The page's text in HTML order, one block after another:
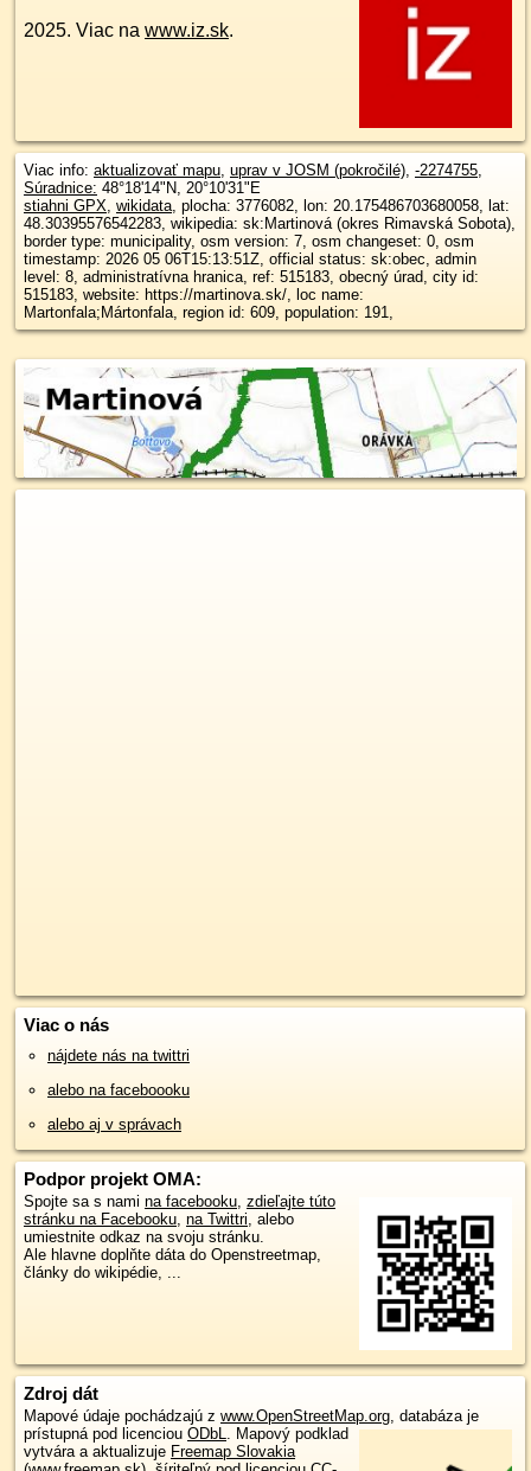
2025. Viac na www.iz.sk.
Viac info: aktualizovať mapu, uprav v JOSM (pokročilé), -2274755,
Súradnice: 48°18'14"N, 20°10'31"E
stiahni GPX, wikidata, plocha: 3776082, lon: 20.175486703680058, lat:
48.30395576542283, wikipedia: sk:Martinová (okres Rimavská Sobota),
border type: municipality, osm version: 7, osm changeset: 0, osm
timestamp: 2026 05 06T15:13:51Z, official status: sk:obec, admin
level: 8, administratívna hranica, ref: 515183, obecný úrad, city id:
515183, website: https://martinova.sk/, loc name:
Martonfala;Mártonfala, region id: 609, population: 191,
Viac o nás
nájdete nás na twittri
alebo na faceboooku
alebo aj v správach
Podpor projekt OMA:
Spojte sa s nami na facebooku, zdieľajte túto
stránku na Facebooku, na Twittri, alebo
umiestnite odkaz na svoju stránku.
Ale hlavne doplňte dáta do Openstreetmap,
články do wikipédie, ...
Zdroj dát
Mapové údaje pochádzajú z www.OpenStreetMap.org , databáza je
prístupná pod licenciou ODbL
Mapový podklad
vytvára a aktualizuje Freemap Slovakia